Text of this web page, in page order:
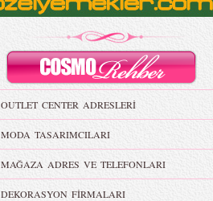
OUTLET CENTER ADRESLERİ
MODA TASARIMCILARI
MAĞAZA ADRES VE TELEFONLARI
DEKORASYON FİRMALARI